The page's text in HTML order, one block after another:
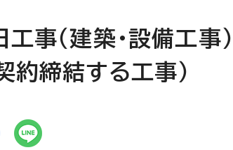
事（建築・設備工
約締結する工事）